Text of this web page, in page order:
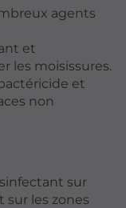
agents
et
les moisissures.
et
non
sur
sur les zones